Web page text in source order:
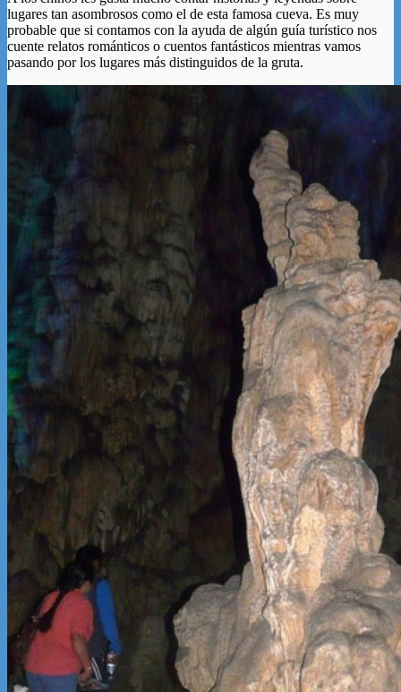
lugares tan asombrosos como el de esta famosa cueva. Es muy
probable que si contamos con la ayuda de algún guía turístico nos
cuente relatos románticos o cuentos fantásticos mientras vamos
pasando por los lugares más distinguidos de la gruta.